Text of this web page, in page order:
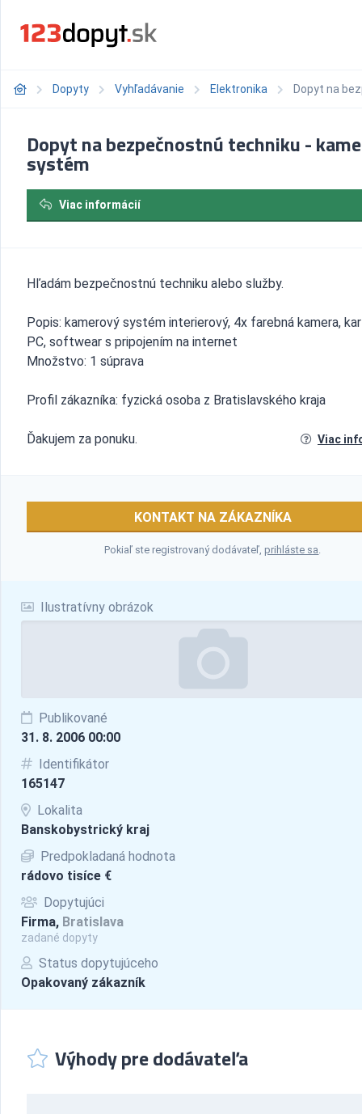
Dopyty Vyhľadávanie Elektronika Dopyt na
Ilustratívny obrázok
Publikované
31. 8. 2006 00:00
Identifikátor
165147
Lokalita
Banskobystrický kraj
Predpokladaná hodnota
rádovo tisíce €
Dopytujúci
Firma, Bratislava
zadané dopyty
Status dopytujúceho
Opakovaný zákazník
Dopyt na bezpečnostnú techniku -
systém
Viac informácií
Hľadám bezpečnostnú techniku alebo služby.
Popis: kamerový systém interierový, 4x farebná kamera,
PC, softwear s pripojením na internet
Množstvo: 1 súprava
Profil zákazníka: fyzická osoba z Bratislavského kraja
Ďakujem za ponuku. Viac
KONTAKT NA ZÁKAZNÍKA
Pokiaľ ste registrovaný dodávateľ,prihláste sa.
Výhody pre dodávateľa